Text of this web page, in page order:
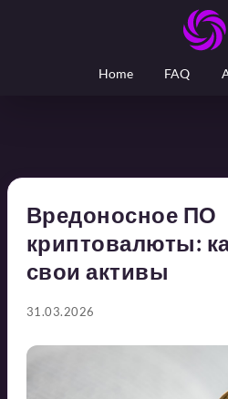
Home FAQ
Вредоносное ПО
криптовалюты:
свои активы
31.03.2026